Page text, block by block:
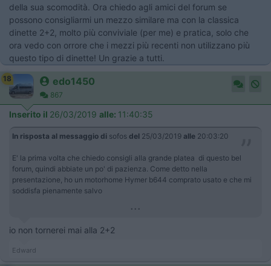
della sua scomodità. Ora chiedo agli amici del forum se
possono consigliarmi un mezzo similare ma con la classica
dinette 2+2, molto più conviviale (per me) e pratica, solo che
ora vedo con orrore che i mezzi più recenti non utilizzano più
questo tipo di dinette! Un grazie a tutti.
18 edo1450
867
Inserito il 26/03/2019 alle: 11:40:35
In risposta al messaggio di sofos del 25/03/2019 alle 20:03:20
E' la prima volta che chiedo consigli alla grande platea di questo bel
forum, quindi abbiate un po' di pazienza. Come detto nella
presentazione, ho un motorhome Hymer b644 comprato usato e che mi
soddisfa pienamente salvo
...
io non tornerei mai alla 2+2
Edward